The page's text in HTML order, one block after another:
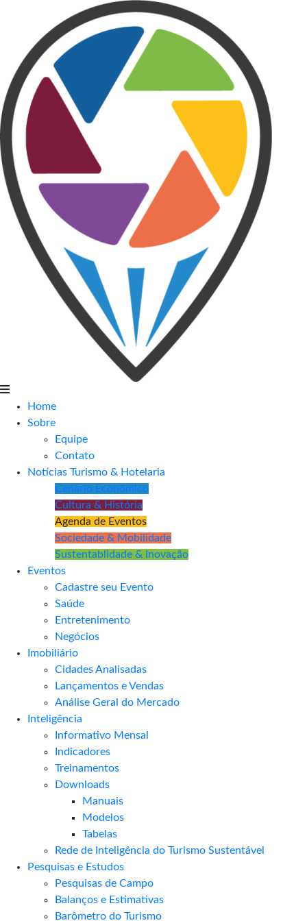
Home
Sobre
Equipe
Contato
Notícias Turismo & Hotelaria
Cenário Econômico
Cultura & História
Agenda de Eventos
Sociedade & Mobilidade
Sustentablidade & Inovação
Eventos
Cadastre seu Evento
Saúde
Entretenimento
Negócios
Imobiliário
Cidades Analisadas
Lançamentos e Vendas
Análise Geral do Mercado
Inteligência
Informativo Mensal​
Indicadores
Treinamentos
Downloads
Manuais
Modelos
Tabelas
Rede de Inteligência do Turismo Sustentável
Pesquisas e Estudos
Pesquisas de Campo
Balanços e Estimativas
Barômetro do Turismo